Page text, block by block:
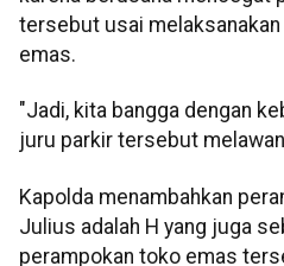
tersebut usai
emas.
"Jadi, kita bangga dengan
juru parkir tersebut
Kapolda menambahkan
Julius adalah H yang juga
perampokan toko emas